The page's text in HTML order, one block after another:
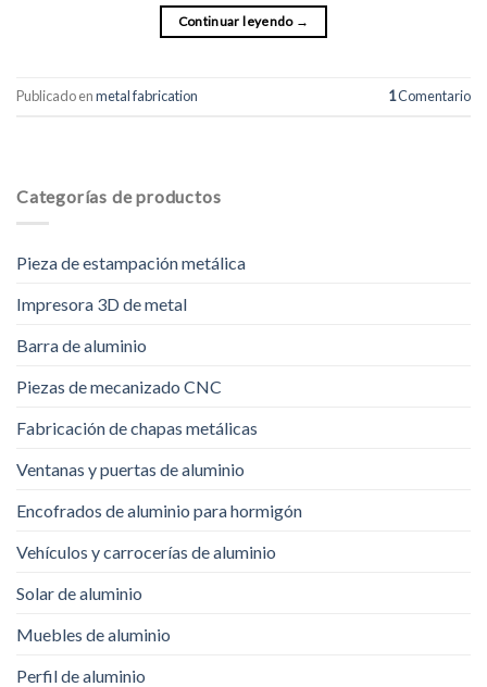
Continuar leyendo →
Publicado enmetal fabrication 1Comentario
Categorías de productos
Pieza de estampación metálica
Impresora 3D de metal
Barra de aluminio
Piezas de mecanizado CNC
Fabricación de chapas metálicas
Ventanas y puertas de aluminio
Encofrados de aluminio para hormigón
Vehículos y carrocerías de aluminio
Solar de aluminio
Muebles de aluminio
Perfil de aluminio